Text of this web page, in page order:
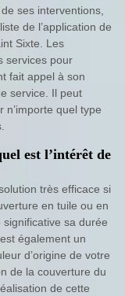
ses interventions,
de l’application de
Sixte. Les
services pour
fait appel à son
service. Il peut
quel type
est l’intérêt de
très efficace si
en tuile ou en
sa durée
également un
d’origine de votre
de la couverture du
de cette